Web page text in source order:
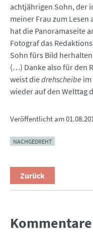
achtjährigen Sohn, der
meiner Frau zum
hat die Panoramaseite
Fotograf das
Sohn fürs Bild
(…) Danke also für den
weist diedrehscheibe
wieder auf den Welttag
Veröffentlicht am
NACHGEDREHT
Zurück
Kommentare